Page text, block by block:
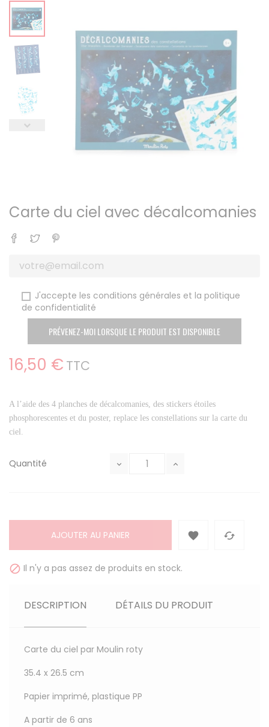
Carte du ciel avec décalcomanies
Partager
Tweet
J'accepte les conditions générales et la politique
de confidentialité
PRÉVENEZ-MOI LORSQUE LE PRODUIT EST DISPONIBLE
16,50 € TTC
A l’aide des 4 planches de décalcomanies, des stickers étoiles
phosphorescentes et du poster, replace les constellations sur la carte du
ciel.
Quantité
AJOUTER AU PANIER  
 Il n'y a pas assez de produits en stock.
DESCRIPTION DÉTAILS DU PRODUIT
Carte du ciel par Moulin roty
35.4 x 26.5 cm
Papier imprimé, plastique PP
A partir de 6 ans